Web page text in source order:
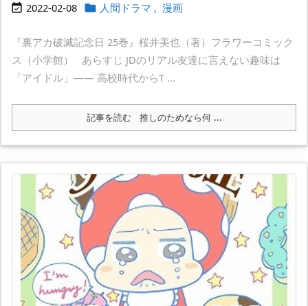
 2022-02-08  人間ドラマ , 漫画
『裏アカ破滅記念日 25巻』桜井美也（著）フラワーコミック
ス（小学館） あらすじ JDのリアル友達に言えない趣味は
「アイドル」―― 高校時代からT ...
記事を読む 推しのためなら何 ...